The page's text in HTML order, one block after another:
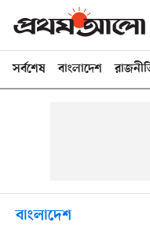
সর্বশেষ বাংলাদেশ
বাংলাদেশ